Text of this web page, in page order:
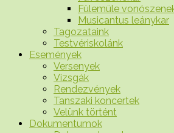
Fülemüle
Musicantus leánykar
Tagozataink
Testvériskolánk
Események
Versenyek
Vizsgák
Rendezvények
Tanszaki koncertek
Velünk történt
Dokumentumok